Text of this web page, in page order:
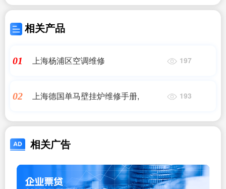
相关产品
01 上海杨浦区空调维修 197
02 上海德国单马壁挂炉维修手册, 193
相关广告